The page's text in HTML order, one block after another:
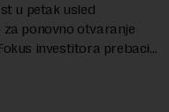
u petak usled
ponovno otvaranje
investitora prebacio